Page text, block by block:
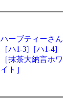
ハーブティーさん
［ハ1-3]［ハ1-4]
［抹茶大納言ホワ
イト］